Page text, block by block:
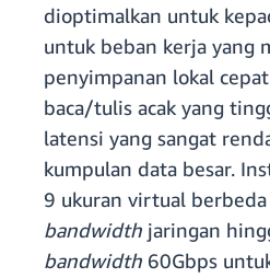
dioptimalkan untuk
untuk beban kerja yang
penyimpanan lokal
baca/tulis acak yang
latensi yang sangat
kumpulan data besar.
9 ukuran virtual
bandwidth jaringan
bandwidth 60Gbps